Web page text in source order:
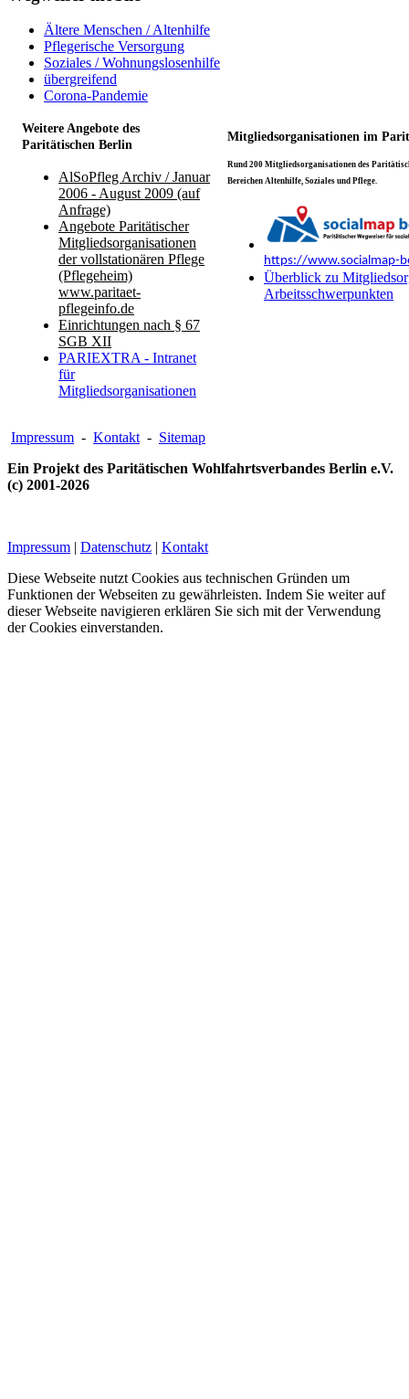
Ältere Menschen / Altenhilfe
Pflegerische Versorgung
Soziales / Wohnungslosenhilfe
übergreifend
Corona-Pandemie
Weitere Angebote des
Paritätischen Berlin
Mitgliedsorganisationen im
AlSoPfleg Archiv / Januar
2006 - August 2009 (auf
Anfrage)
Angebote Paritätischer
Mitgliedsorganisationen
der vollstationären Pflege
(Pflegeheim)
www.paritaet-
pflegeinfo.de
Einrichtungen nach § 67
SGB XII
PARIEXTRA - Intranet
für
Mitgliedsorganisationen
Rund 200 Mitgliedsorganisationen des
Bereichen Altenhilfe, Soziales und Pflege.
https://www.socialmap-
Überblick zu
Arbeitsschwerpunkten
Impressum - Kontakt - Sitemap
Ein Projekt des Paritätischen Wohlfahrtsverbandes Berlin e.V.
(c) 2001-2026
Impressum | Datenschutz | Kontakt
Diese Webseite nutzt Cookies aus technischen Gründen um
Funktionen der Webseiten zu gewährleisten. Indem Sie weiter auf
dieser Webseite navigieren erklären Sie sich mit der Verwendung
der Cookies einverstanden.